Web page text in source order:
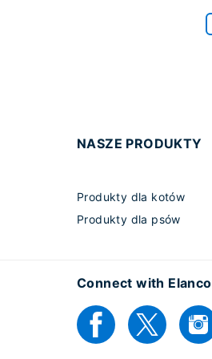
NASZE PRODUKTY
Produkty dla kotów
Produkty dla psów
Connect with Elanco